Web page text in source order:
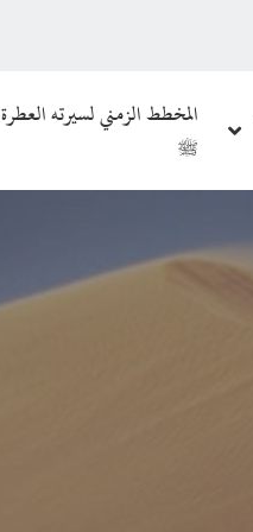
المخطط الزمني لسيرته العطرة
ﷺ